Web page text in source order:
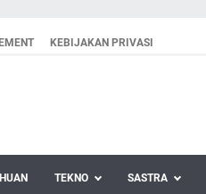
KEBIJAKAN PRIVASI
TEKNO SASTRA